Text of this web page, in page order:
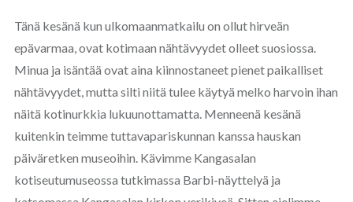
Tänä kesänä kun ulkomaanmatkailu on ollut hirveän
epävarmaa, ovat kotimaan nähtävyydet olleet suosiossa.
Minua ja isäntää ovat aina kiinnostaneet pienet paikalliset
nähtävyydet, mutta silti niitä tulee käytyä melko harvoin ihan
näitä kotinurkkia lukuunottamatta. Menneenä kesänä
kuitenkin teimme tuttavapariskunnan kanssa hauskan
päiväretken museoihin. Kävimme Kangasalan
kotiseutumuseossa tutkimassa Barbi-näyttelyä ja